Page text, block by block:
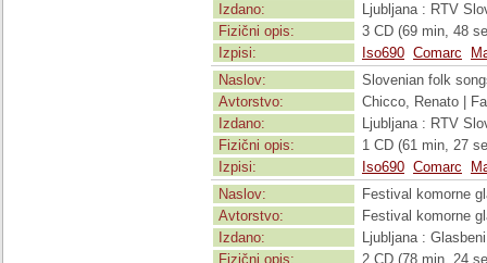
Izdano:
Ljubljana : RTV
Fizični opis:
3 CD (69 min, 48
Izpisi:
Iso690 Comarc
Naslov:
Slovenian folk
Avtorstvo:
Chicco, Renato |
Izdano:
Ljubljana : RTV
Fizični opis:
1 CD (61 min, 27
Izpisi:
Iso690 Comarc
Naslov:
Festival komorne
Avtorstvo:
Festival komorne
Izdano:
Ljubljana :
Fizični opis:
2 CD (78 min, 24